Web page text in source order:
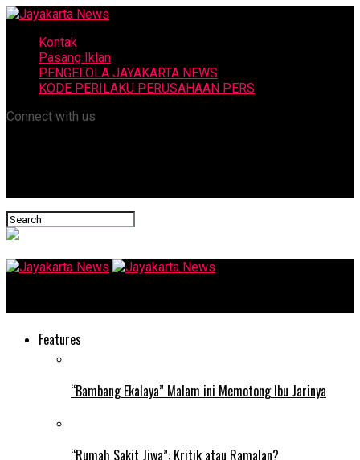
Kontak
Pasang Iklan
PENGELOLA JAYAKARTA NEWS
KODE PERILAKU PERUSAHAAN PERS
Connect with us
Features
“Bambang Ekalaya” Malam ini Memotong Ibu Jarinya
“Rumah Sakit Jiwa”: Kritik atau Ramalan?